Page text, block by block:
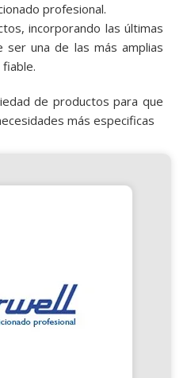
profesional.
incorporando las últimas
ser una de las más amplias
de productos para que
más especificas